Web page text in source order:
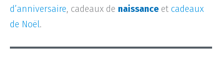
d’anniversaire, cadeaux de naissance et cadeaux
de Noël.